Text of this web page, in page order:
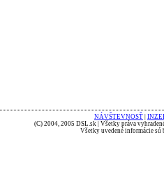
NÁVŠTEVNOSŤ
(C) 2004, 2005 DSL.sk | Všetky práva
Všetky uvedené informácie sú